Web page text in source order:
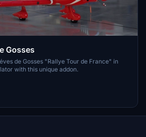
Gosses
de Gosses "Rallye Tour de France" in
with this unique addon.